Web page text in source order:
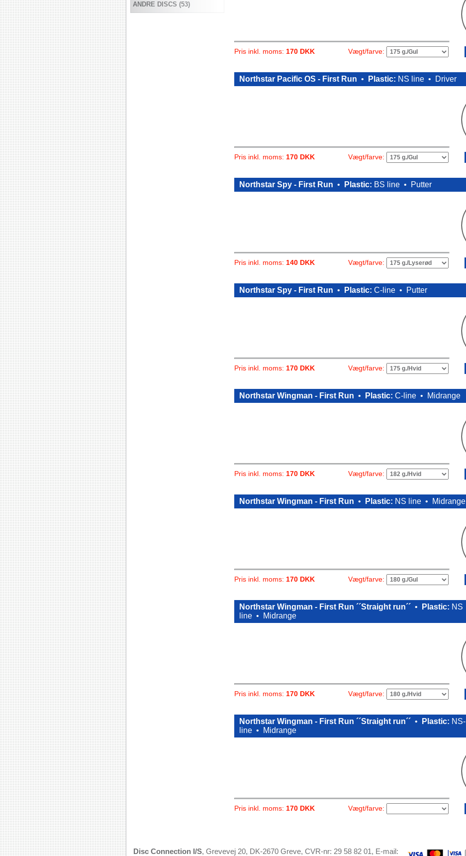
ANDRE DISCS (53)
Pris inkl. moms: 170 DKK Vægt/farve:
Northstar Pacific OS - First Run • Plastic: NS line • Driver
Pris inkl. moms: 170 DKK Vægt/farve:
Northstar Spy - First Run • Plastic: BS line • Putter
Pris inkl. moms: 140 DKK Vægt/farve:
Northstar Spy - First Run • Plastic: C-line • Putter
Pris inkl. moms: 170 DKK Vægt/farve:
Northstar Wingman - First Run • Plastic: C-line • Midrange
Pris inkl. moms: 170 DKK Vægt/farve:
Northstar Wingman - First Run • Plastic: NS line • Midrange
Pris inkl. moms: 170 DKK Vægt/farve:
Northstar Wingman - First Run ´´Straight run´´ • Plastic: NS
line •
Midrange
Pris inkl. moms: 170 DKK Vægt/farve:
Northstar Wingman - First Run ´´Straight run´´ • Plastic: NS-
line •
Midrange
Pris inkl. moms: 170 DKK Vægt/farve:
Disc Connection I/S, Grevevej 20, DK-2670 Greve, CVR-nr: 29 58 82 01, E-mail: